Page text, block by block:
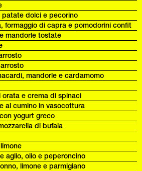
patate dolci e pecorino
formaggio di capra e pomodorini confit
mandorle tostate
mandorle e cardamomo
e crema di spinaci
al cumino in vasocottura
yogurt greco
di bufala
aglio, olio e peperoncino
limone e parmigiano